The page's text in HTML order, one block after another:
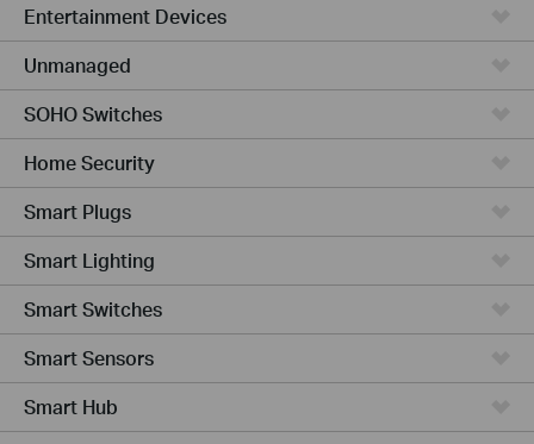
Entertainment Devices
Unmanaged
SOHO Switches
Home Security
Smart Plugs
Smart Lighting
Smart Switches
Smart Sensors
Smart Hub